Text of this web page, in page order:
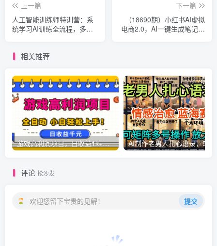
上一篇
人工智能训练师特训营：系
统学习AI训练全流程，多场
下一篇
（18690期）小红书AI虚拟
电商2.0，AI一键生成笔记挂
相关推荐
游戏高利润项目，日收益1k+，全自动，无需值守，解放双手，小白轻松上手【揭秘】
评论 抢沙发
欢迎您留下宝贵的见解！ 提交